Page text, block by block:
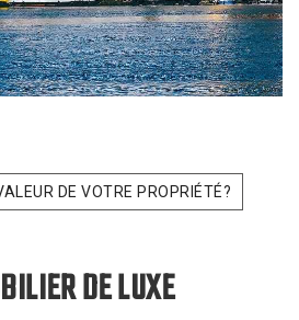
DE VOTRE PROPRIÉTÉ?
DE LUXE